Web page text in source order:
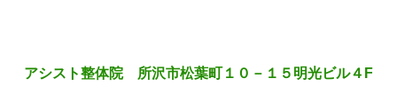
アシスト整体院 所沢市松葉町１０－１５明光ビル４F